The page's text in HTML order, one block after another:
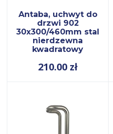
Antaba, uchwyt do
drzwi 902
30x300/460mm stal
nierdzewna
kwadratowy
210.00 zł